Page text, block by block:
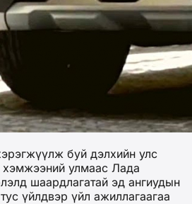
буй дэлхийн улс
хэмжээний улмаас Лада
шаардлагатай эд ангиудын
үйлдвэр үйл ажиллагаагаа